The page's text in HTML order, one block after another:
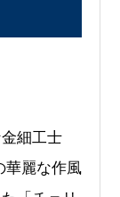
細工士
華麗な作風